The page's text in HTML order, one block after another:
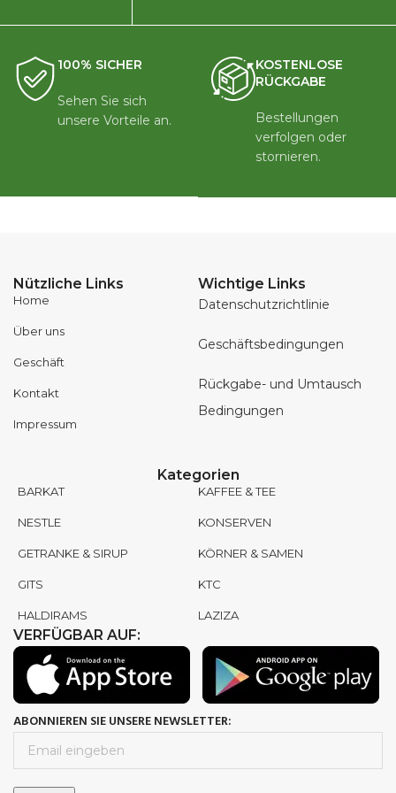
100% SICHER
Sehen Sie sich
unsere Vorteile an.
KOSTENLOSE
RÜCKGABE
Bestellungen
verfolgen oder
stornieren.
Nützliche Links
Home
Über uns
Geschäft
Kontakt
Impressum
Wichtige Links
Datenschutzrichtlinie
Geschäftsbedingungen
Rückgabe- und Umtausch
Bedingungen
Kategorien
BARKAT
NESTLE
GETRANKE & SIRUP
GITS
HALDIRAMS
KAFFEE & TEE
KONSERVEN
KÖRNER & SAMEN
KTC
LAZIZA
VERFÜGBAR AUF:
ABONNIEREN SIE UNSERE NEWSLETTER: